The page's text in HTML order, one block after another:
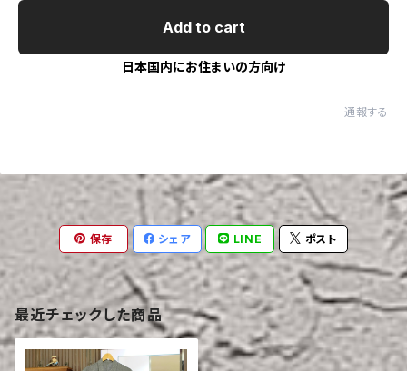
Add to cart
日本国内にお住まいの方向け
通報する
保存 シェア LINE ポスト
最近チェックした商品